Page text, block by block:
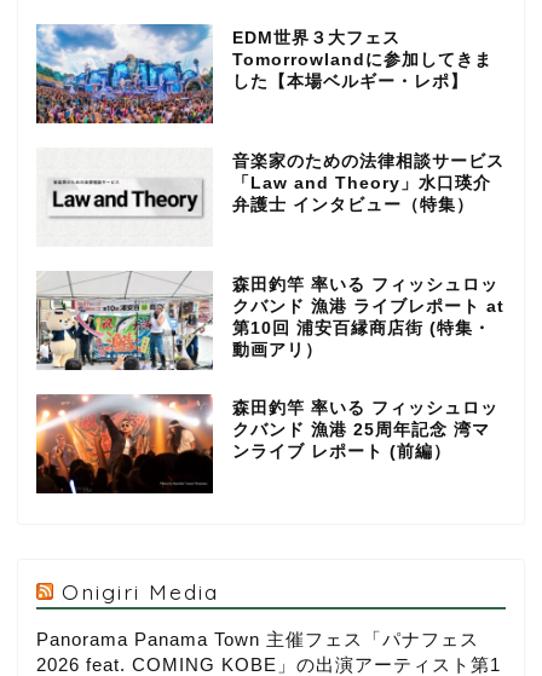
EDM世界３大フェス
Tomorrowlandに参加してきま
した【本場ベルギー・レポ】
音楽家のための法律相談サービス
「Law and Theory」水口瑛介
弁護士 インタビュー（特集）
森田釣竿 率いる フィッシュロッ
クバンド 漁港 ライブレポート at
第10回 浦安百縁商店街 (特集・
動画アリ）
森田釣竿 率いる フィッシュロッ
クバンド 漁港 25周年記念 湾マ
ンライブ レポート (前編）
Onigiri Media
Panorama Panama Town 主催フェス「パナフェス
2026 feat. COMING KOBE」の出演アーティスト第1